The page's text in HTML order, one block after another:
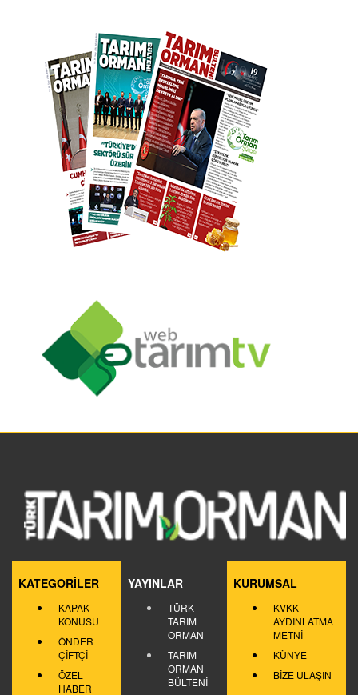
KATEGORİLER
KAPAK
KONUSU
ÖNDER
ÇİFTÇİ
ÖZEL
HABER
YAYINLAR
TÜRK
TARIM
ORMAN
TARIM
ORMAN
BÜLTENİ
KURUMSAL
KVKK
AYDINLATMA
METNİ
KÜNYE
BİZE ULAŞIN